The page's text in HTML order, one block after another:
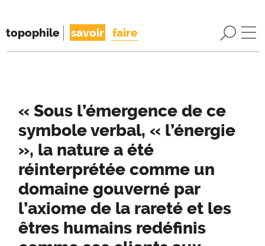
topophile savoir faire
« Sous l’émergence de ce
symbole verbal, « l’énergie
», la nature a été
réinterprétée comme un
domaine gouverné par
l’axiome de la rareté et les
êtres humains redéfinis